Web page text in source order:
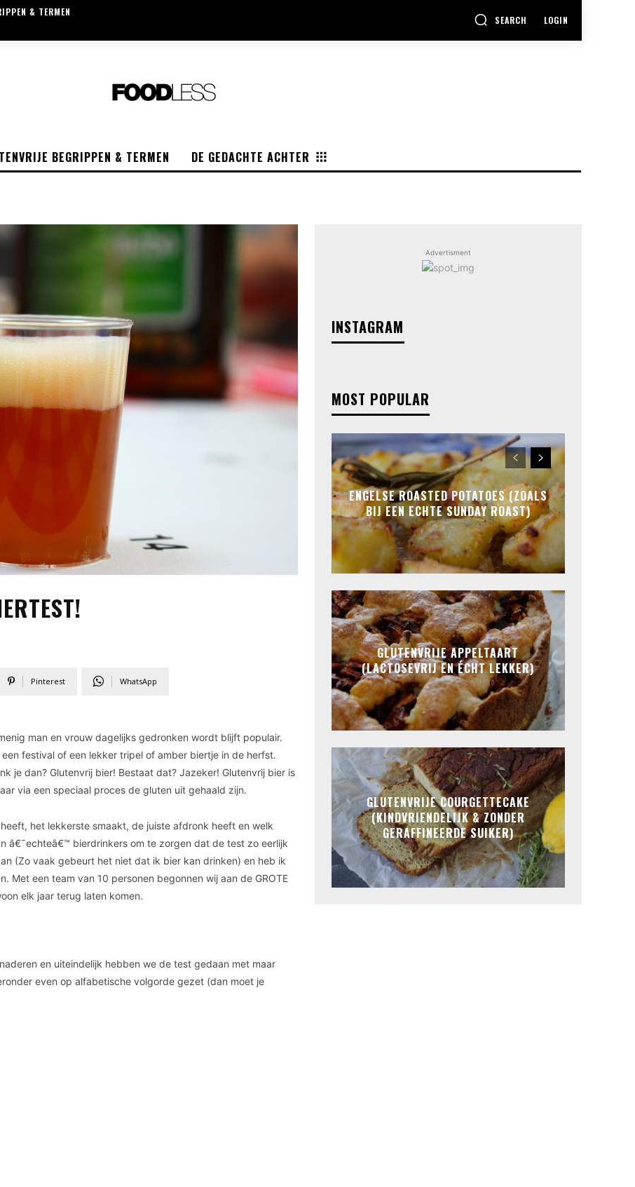
& TERMEN
SEARCH LOGIN
BEGRIPPEN & TERMEN DE GEDACHTE ACHTER
Pinterest WhatsApp
man en vrouw dagelijks gedronken wordt blijft populair.
festival of een lekker tripel of amber biertje in de herfst.
je dan? Glutenvrij bier! Bestaat dat? Jazeker! Glutenvrij bier is
via een speciaal proces de gluten uit gehaald zijn.
het lekkerste smaakt, de juiste afdronk heeft en welk
â€˜echteâ€™ bierdrinkers om te zorgen dat de test zo eerlijk
(Zo vaak gebeurt het niet dat ik bier kan drinken) en heb ik
Met een team van 10 personen begonnen wij aan de GROTE
elk jaar terug laten komen.
en uiteindelijk hebben we de test gedaan met maar
even op alfabetische volgorde gezet (dan moet je
Advertisment
INSTAGRAM
MOST POPULAR
ENGELSE ROASTED POTATOES (ZOALS
BIJ EEN ECHTE SUNDAY ROAST)
GLUTENVRIJE APPELTAART
(LACTOSEVRIJ EN ÉCHT LEKKER)
GLUTENVRIJE COURGETTECAKE
(KINDVRIENDELIJK & ZONDER
GERAFFINEERDE SUIKER)